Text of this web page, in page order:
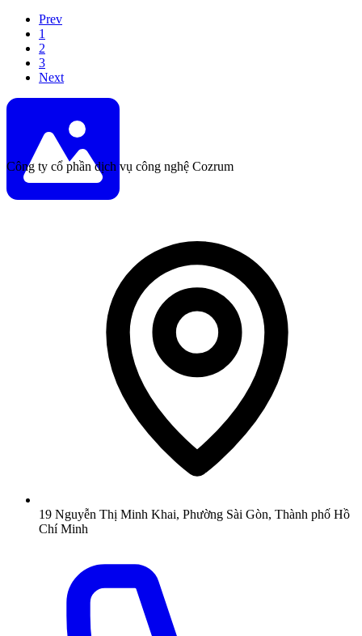
Prev
1
2
3
Next
Công ty cổ phần dịch vụ công nghệ Cozrum
19 Nguyễn Thị Minh Khai, Phường Sài Gòn, Thành phố Hồ
Chí Minh